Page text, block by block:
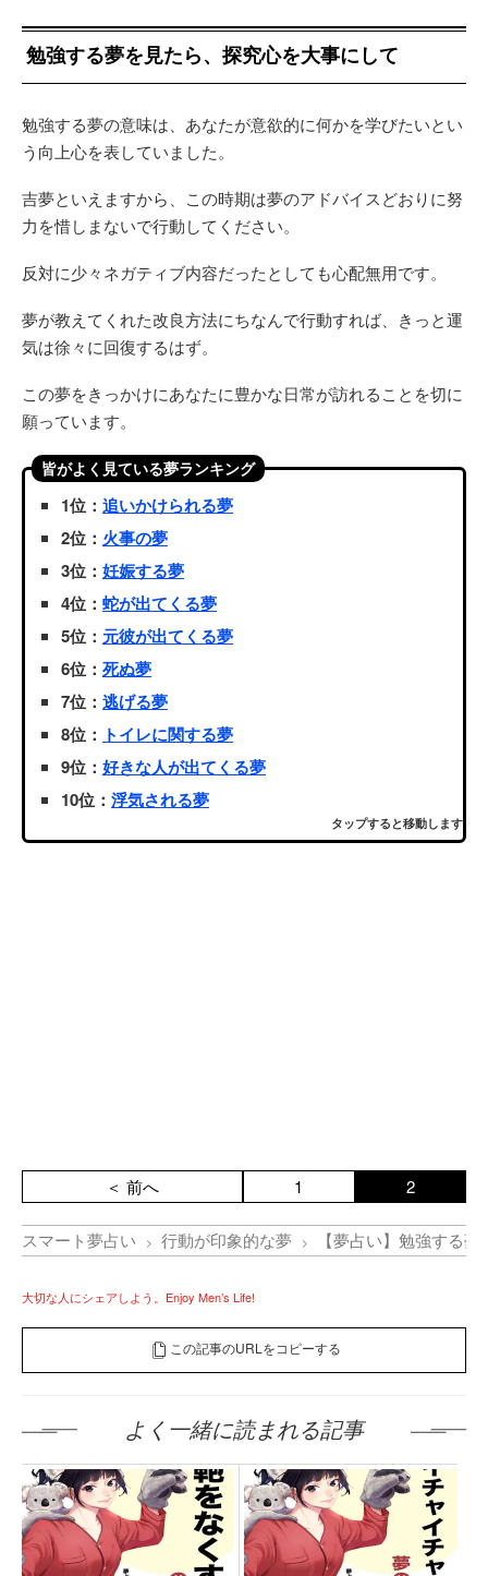
勉強する夢を見たら、探究心を大事にして
勉強する夢の意味は、あなたが意欲的に何かを学びたいとい
う向上心を表していました。
吉夢といえますから、この時期は夢のアドバイスどおりに努
力を惜しまないで行動してください。
反対に少々ネガティブ内容だったとしても心配無用です。
夢が教えてくれた改良方法にちなんで行動すれば、きっと運
気は徐々に回復するはず。
この夢をきっかけにあなたに豊かな日常が訪れることを切に
願っています。
皆がよく見ている夢ランキング
1位： 追いかけられる夢
2位： 火事の夢
3位： 妊娠する夢
4位： 蛇が出てくる夢
5位： 元彼が出てくる夢
6位： 死ぬ夢
7位： 逃げる夢
8位： トイレに関する夢
9位： 好きな人が出てくる夢
10位： 浮気される夢
タップすると移動します
＜ 前へ 1 2
スマート夢占い 行動が印象的な夢 【夢占い】勉強する
大切な人にシェアしよう。Enjoy Men’s Life!
この記事のURLをコピーする
よく一緒に読まれる記事